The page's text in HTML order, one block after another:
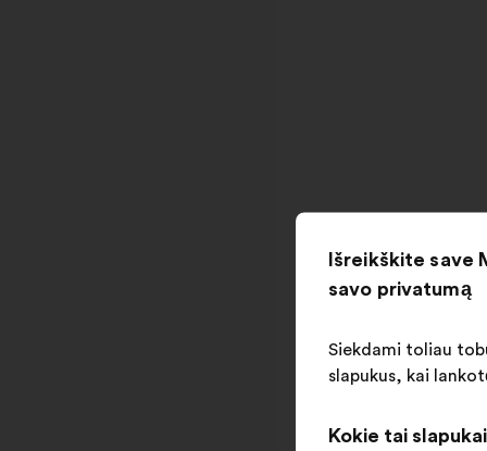
Išreikškite save
savo privatumą
Siekdami toliau
slapukus, kai
Kokie tai